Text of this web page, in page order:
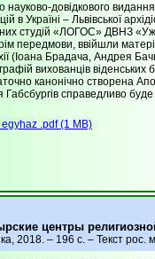
довідкового
в Україні – Львівської
студій «ЛОГОС» ДВНЗ
передмови, ввійшли
(Іоана Брадача, Андрея
вихованців віденських
канонічно створена
Габсбургів справедливо
.pdf (1 MB)
центры
2018. – 196 с. – Текст рос.